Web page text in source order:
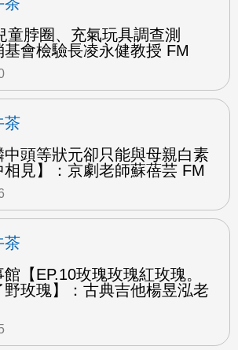
童脖圈、充氣玩具調查測
基會檢驗長凌永健教授 FM
茶
中頭等狀元卻只能與母親白素
相見】：京劇老師蘇蓓芸 FM
茶
【EP.10玫瑰玫瑰紅玫瑰。
野玫瑰】：古典吉他楊昱泓老